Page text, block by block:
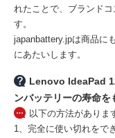
れたことで、ブランド
す。
japanbattery.jpは商品に
にあたいします。
Lenovo IdeaPad
ンバッテリーの寿命を
以下の方法がありま
1、完全に使い切れをで